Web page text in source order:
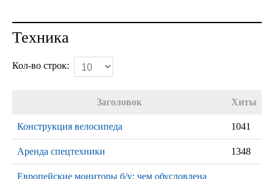
Техника
Кол-во строк:
Заголовок Хиты
Конструкция велосипеда 1041
Аренда спецтехники 1348
Европейские мониторы б/у: чем обусловлена